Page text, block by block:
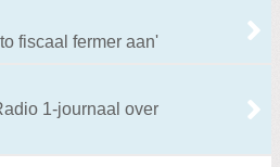
fiscaal fermer aan'
1-journaal over